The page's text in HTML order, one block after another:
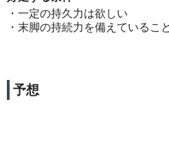
・一定の持久力は欲しい
・末脚の持続力を備えていること
予想